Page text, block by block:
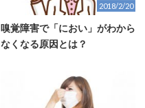
2018/2/20
嗅覚障害で「におい」がわから
なくなる原因とは？